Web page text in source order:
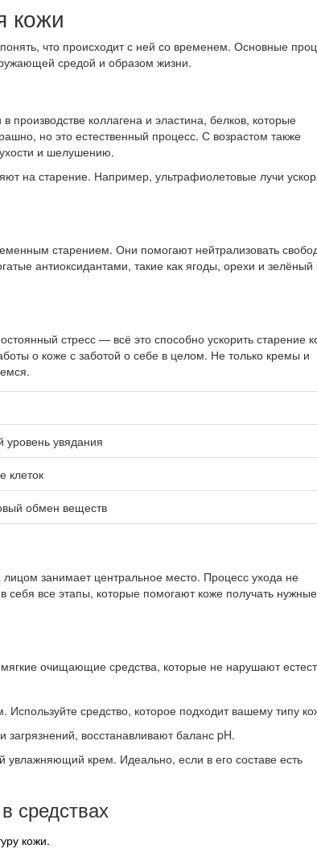
кожи
что происходит с ней со временем. Основные
средой и образом жизни.
коллагена и эластина, белков, которые
но это естественный процесс. С возрастом также
и шелушению.
на старение. Например, ультрафиолетовые лучи
старением. Они помогают нейтрализовать
антиоксидантами, такие как ягоды, орехи и зелёный
стресс — всё это способно ускорить старение
о коже с заботой о себе в целом. Не только кремы и
увядания
клеток
обмен веществ
лицом занимает центральное место. Процесс ухода не
все этапы, которые помогают коже получать нужные
очищающие средства, которые не нарушают
средство, которое подходит вашему типу
восстанавливают баланс pH.
увлажняющий крем. Идеально, если в его составе есть
средствах
кожи.